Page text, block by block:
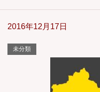
2016年12月17日
未分類